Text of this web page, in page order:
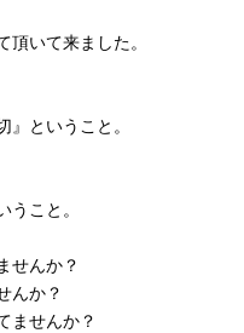
頂いて来ました。
』ということ。
うこと。
せんか？
んか？
ませんか？